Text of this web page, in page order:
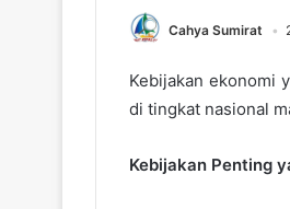
Cahya Sumirat
Kebijakan ekonomi
di tingkat nasional
Kebijakan Penting